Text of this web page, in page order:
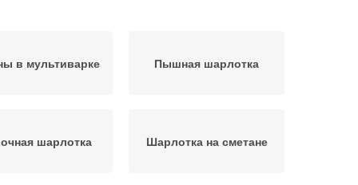
в мультиварке Пышная шарлотка
шарлотка Шарлотка на сметане